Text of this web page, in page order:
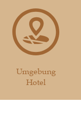
Umgebung
Hotel